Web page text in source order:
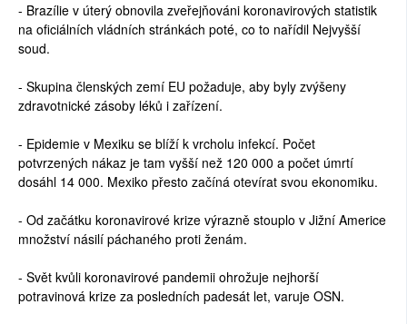
- Brazílie v úterý obnovila zveřejňováni koronavirových statistik
na oficiálních vládních stránkách poté, co to nařídil Nejvyšší
soud.
- Skupina členských zemí EU požaduje, aby byly zvýšeny
zdravotnické zásoby léků i zařízení.
- Epidemie v Mexiku se blíží k vrcholu infekcí. Počet
potvrzených nákaz je tam vyšší než 120 000 a počet úmrtí
dosáhl 14 000. Mexiko přesto začíná otevírat svou ekonomiku.
- Od začátku koronavirové krize výrazně stouplo v Jižní Americe
množství násilí páchaného proti ženám.
- Svět kvůli koronavirové pandemii ohrožuje nejhorší
potravinová krize za posledních padesát let, varuje OSN.